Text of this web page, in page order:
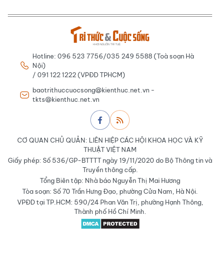
Hotline: 096 523 7756/035 249 5588 (Toà soạn Hà
Nội)
/ 091 122 1222 (VPĐD TPHCM)
baotrithuccuocsong@kienthuc.net.vn -
tkts@kienthuc.net.vn
CƠ QUAN CHỦ QUẢN: LIÊN HIỆP CÁC HỘI KHOA HỌC VÀ KỸ
THUẬT VIỆT NAM
Giấy phép: Số 536/GP-BTTTT ngày 19/11/2020 do Bộ Thông tin và
Truyền thông cấp.
Tổng Biên tập: Nhà báo Nguyễn Thị Mai Hương
Tòa soạn: Số 70 Trần Hưng Đạo, phường Cửa Nam, Hà Nội.
VPĐD tại TP.HCM: 590/24 Phan Văn Trị, phường Hạnh Thông,
Thành phố Hồ Chí Minh.